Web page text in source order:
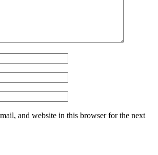
and website in this browser for the next